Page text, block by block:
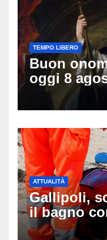
TEMPO LIBERO
Buon
oggi 8
auguri da
ATTUALITÀ
Gallipoli,
il bagno
a 19 anni